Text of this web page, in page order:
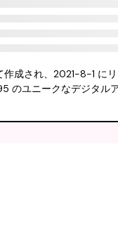
成され、2021-8-1 に
のユニークなデジタル